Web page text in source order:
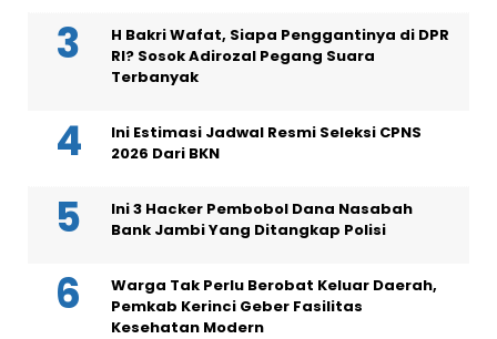
H Bakri Wafat, Siapa Penggantinya di DPR
RI? Sosok Adirozal Pegang Suara
Terbanyak
Ini Estimasi Jadwal Resmi Seleksi CPNS
2026 Dari BKN
Ini 3 Hacker Pembobol Dana Nasabah
Bank Jambi Yang Ditangkap Polisi
Warga Tak Perlu Berobat Keluar Daerah,
Pemkab Kerinci Geber Fasilitas
Kesehatan Modern